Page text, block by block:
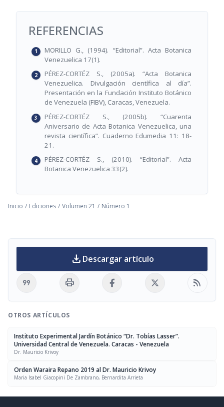
REFERENCIAS
MORILLO G., (1994). “Editorial”. Acta Botanica
Venezuelica 17(1).
PÉREZ-CORTÉZ S., (2005a). “Acta Botanica
Venezuelica. Divulgación científica al día”.
Presentación en la Fundación Instituto Botánico
de Venezuela (FIBV), Caracas, Venezuela.
PÉREZ-CORTÉZ S., (2005b). “Cuarenta
Aniversario de Acta Botanica Venezuelica, una
revista científica”. Cuaderno Edumedia 11: 18-
21.
PÉREZ-CORTÉZ S., (2010). “Editorial”. Acta
Botanica Venezuelica 33(2).
Inicio / Ediciones / Volumen 21 / Número 1
download Descargar artículo
format_quote print rss_feed
OTROS ARTÍCULOS
Instituto Experimental Jardín Botánico “Dr. Tobías Lasser”.
Universidad Central de Venezuela. Caracas - Venezuela
Dr. Mauricio Krivoy
Orden Waraira Repano 2019 al Dr. Mauricio Krivoy
Maria Isabel Giacopini De Zambrano, Bernardita Arrieta